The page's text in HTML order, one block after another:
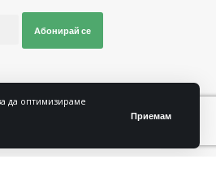
да оптимизираме
Приемам
Абонирай се
Последвайте ни